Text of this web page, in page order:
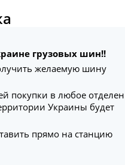
грузовых шин!!
желаемую шину
покупки в любое
Украины будет
прямо на станцию